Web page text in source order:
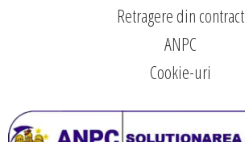
Retragere din contract
ANPC
Cookie-uri